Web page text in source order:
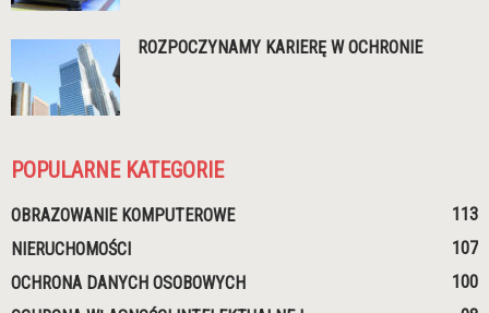
ROZPOCZYNAMY KARIERĘ W OCHRONIE
POPULARNE KATEGORIE
OBRAZOWANIE KOMPUTEROWE
113
NIERUCHOMOŚCI
107
OCHRONA DANYCH OSOBOWYCH
100